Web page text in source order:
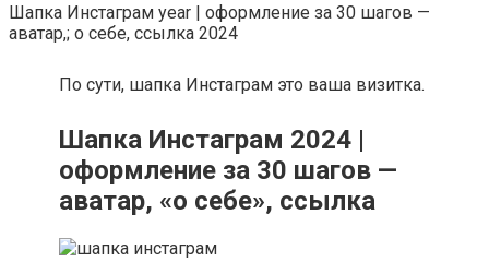
Шапка Инстаграм year | оформление за 30 шагов —
аватар,; о себе, ссылка 2024
По сути, шапка Инстаграм это ваша визитка.
Шапка Инстаграм 2024 |
оформление за 30 шагов —
аватар, «о себе», ссылка